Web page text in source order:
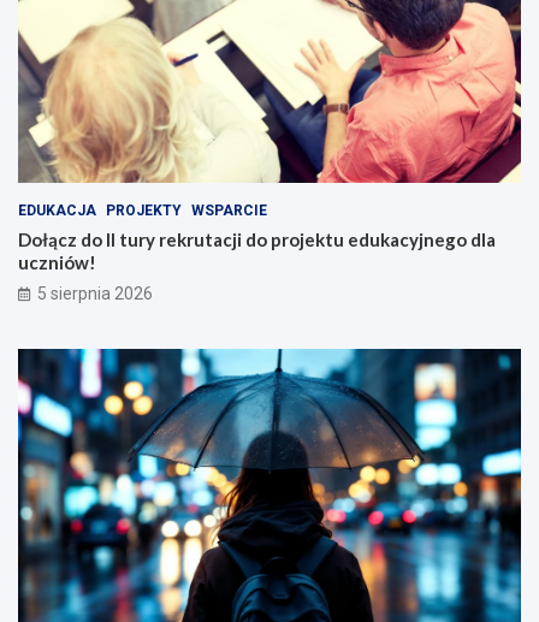
EDUKACJA PROJEKTY WSPARCIE
Dołącz do II tury rekrutacji do projektu edukacyjnego dla
uczniów!
5 sierpnia 2026